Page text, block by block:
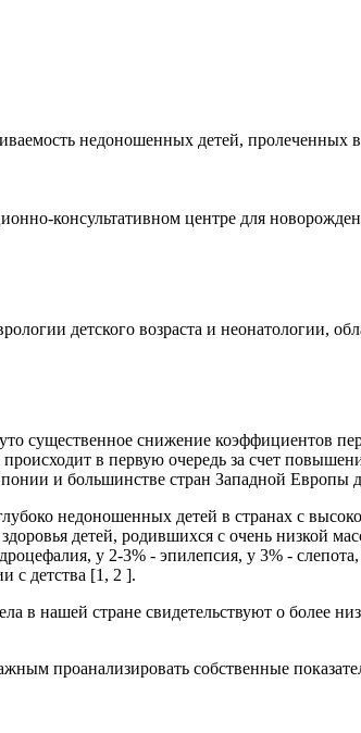
недоношенных детей, пролеченных
консультативном центре для
детского возраста и неонатологии,
существенное снижение коэффициентов
в первую очередь за счет
и большинстве стран Западной Европы
недоношенных детей в странах с
детей, родившихся с очень низкой
у 2-3% - эпилепсия, у 3% -
с детства [1, 2 ].
в нашей стране свидетельствуют о более
проанализировать собственные